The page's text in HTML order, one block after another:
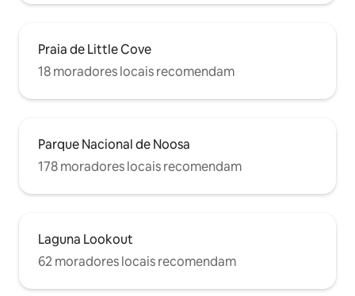
Praia de Little Cove
18 moradores locais recomendam
Parque Nacional de Noosa
178 moradores locais recomendam
Laguna Lookout
62 moradores locais recomendam